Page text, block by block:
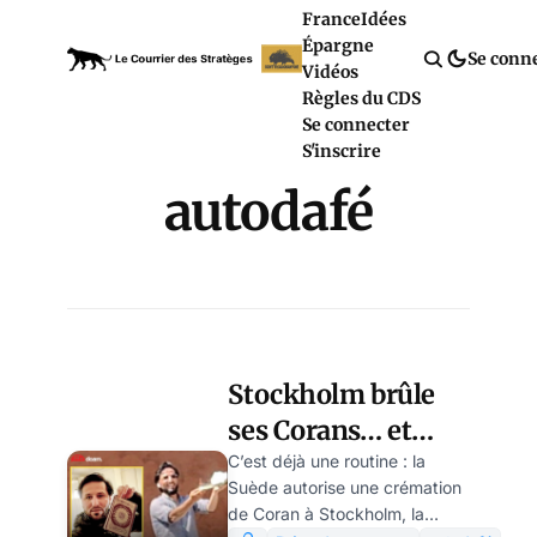
FranceIdées
Épargne
Vidéos
Règles du CDS
Se connecter
S'inscrire
Se
autodafé
Stockholm brûle
ses Corans… et
brûle d’adhérer à
l’OTAN ? par
C’est déjà une routine : la
Suède autorise une crémation
de Coran à Stockholm, la